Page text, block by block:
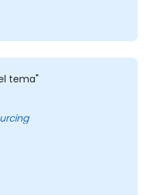
tema"
Outsourcing